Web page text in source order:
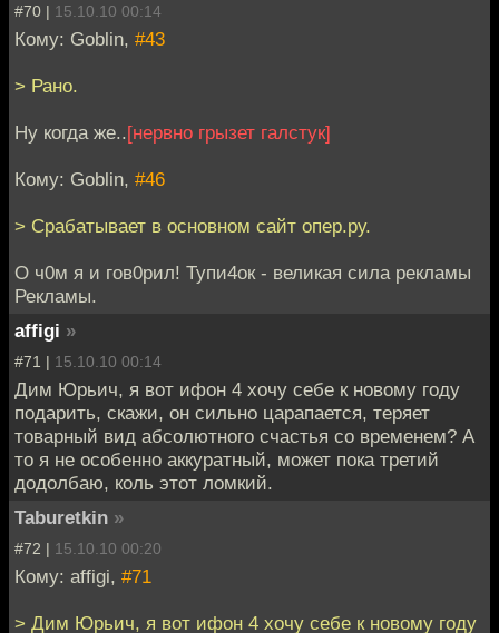
#70 | 15.10.10 00:14
Кому: Goblin, #43
> Рано.
Ну когда же..[нервно грызет галстук]
Кому: Goblin, #46
> Срабатывает в основном сайт опер.ру.
О ч0м я и гов0рил! Тупи4ок - великая сила рекламы
Рекламы.
affigi »
#71 | 15.10.10 00:14
Дим Юрьич, я вот ифон 4 хочу себе к новому году
подарить, скажи, он сильно царапается, теряет
товарный вид абсолютного счастья со временем? А
то я не особенно аккуратный, может пока третий
додолбаю, коль этот ломкий.
Taburetkin »
#72 | 15.10.10 00:20
Кому: affigi, #71
> Дим Юрьич, я вот ифон 4 хочу себе к новому году